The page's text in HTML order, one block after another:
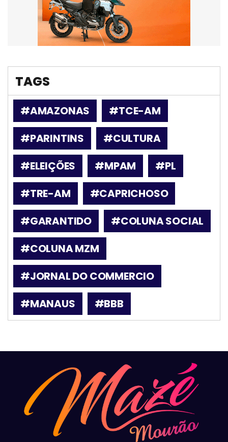
TAGS
#AMAZONAS
#TCE-AM
#PARINTINS
#CULTURA
#ELEIÇÕES
#MPAM
#PL
#TRE-AM
#CAPRICHOSO
#GARANTIDO
#COLUNA SOCIAL
#COLUNA MZM
#JORNAL DO COMMERCIO
#MANAUS
#BBB